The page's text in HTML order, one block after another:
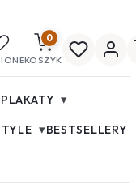
0
KOSZYK
PLAKATY ▾
▾BESTSELLERY